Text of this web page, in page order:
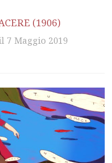
(1906)
7 Maggio 2019